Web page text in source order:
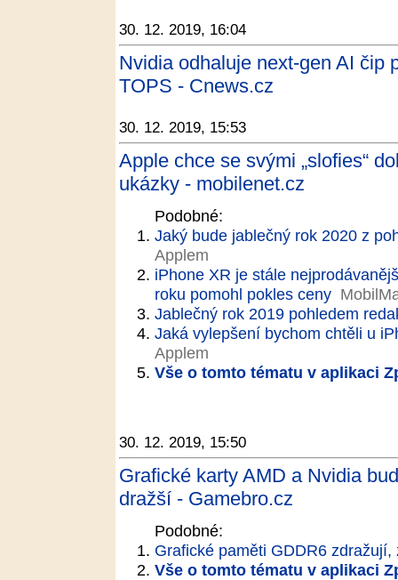
30. 12. 2019, 16:04
Nvidia odhaluje next-gen AI čip
TOPS - Cnews.cz
30. 12. 2019, 15:53
Apple chce se svými „slofies“
ukázky - mobilenet.cz
Podobné:
Jaký bude jablečný rok 2020 z
Applem
iPhone XR je stále
roku pomohl pokles ceny
Jablečný rok 2019 pohledem
Jaká vylepšení bychom chtěli u
Applem
Vše o tomto tématu v aplikaci
30. 12. 2019, 15:50
Grafické karty AMD a Nvidia
dražší - Gamebro.cz
Podobné:
Grafické paměti GDDR6
Vše o tomto tématu v aplikaci